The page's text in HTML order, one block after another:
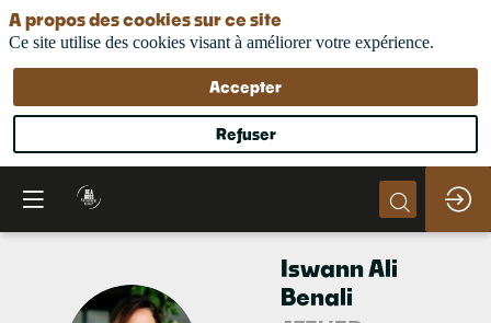
IswannAli
Benali
A propos des cookies sur ce site
Ce site utilise des cookies visant à améliorer votre expérience.
Accepter
Refuser